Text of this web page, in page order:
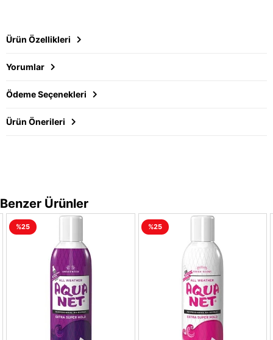
Ürün Özellikleri
Yorumlar
Ödeme Seçenekleri
Ürün Önerileri
Benzer Ürünler
%25 %25